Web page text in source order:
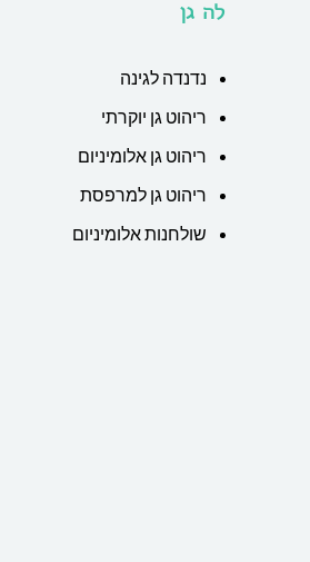
לה גן
נדנדה לגינה
ריהוט גן יוקרתי
ריהוט גן אלומיניום
ריהוט גן למרפסת
שולחנות אלומיניום